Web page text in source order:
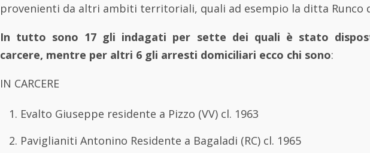
provenienti da altri ambiti territoriali, quali ad esempio la ditta Runco
In tutto sono 17 gli indagati per sette dei quali è stato
carcere, mentre per altri 6 gli arresti domiciliari ecco chi sono:
IN CARCERE
Evalto Giuseppe residente a Pizzo (VV) cl. 1963
Paviglianiti Antonino Residente a Bagaladi (RC) cl. 1965